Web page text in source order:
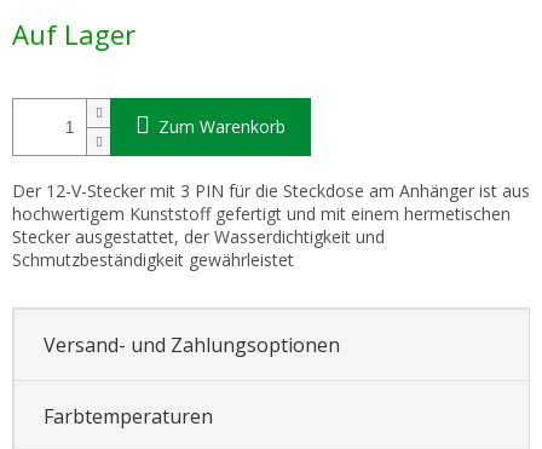
Auf Lager
Zum Warenkorb
Der 12-V-Stecker mit 3 PIN für die Steckdose am Anhänger ist aus
hochwertigem Kunststoff gefertigt und mit einem hermetischen
Stecker ausgestattet, der Wasserdichtigkeit und
Schmutzbeständigkeit gewährleistet
Versand- und Zahlungsoptionen
Farbtemperaturen